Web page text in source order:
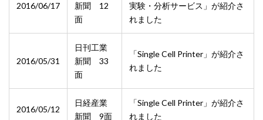
2016/06/17
新聞 12
面
実験・分析サービス」が紹介さ
れました
2016/05/31
日刊工業
新聞 33
面
「Single Cell Printer」が紹介さ
れました
2016/05/12
日経産業
新聞 9面
「Single Cell Printer」が紹介さ
れました